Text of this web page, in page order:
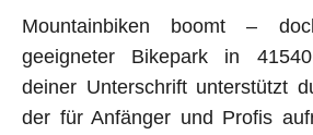
Mountainbiken boomt –
geeigneter Bikepark in
deiner Unterschrift unterstützt
der für Anfänger und Profis